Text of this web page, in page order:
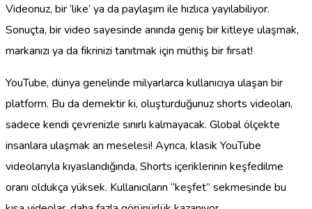
Videonuz, bir ‘like’ ya da paylaşım ile hızlıca yayılabiliyor.
Sonuçta, bir video sayesinde anında geniş bir kitleye ulaşmak,
markanızı ya da fikrinizi tanıtmak için müthiş bir fırsat!
YouTube, dünya genelinde milyarlarca kullanıcıya ulaşan bir
platform. Bu da demektir ki, oluşturduğunuz shorts videoları,
sadece kendi çevrenizle sınırlı kalmayacak. Global ölçekte
insanlara ulaşmak an meselesi! Ayrıca, klasik YouTube
videolarıyla kıyaslandığında, Shorts içeriklerinin keşfedilme
oranı oldukça yüksek. Kullanıcıların “keşfet” sekmesinde bu